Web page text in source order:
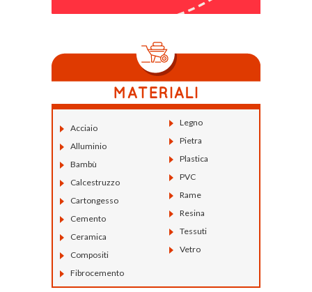
Acciaio
Alluminio
Bambù
Calcestruzzo
Cartongesso
Cemento
Ceramica
Compositi
Fibrocemento
Legno
Pietra
Plastica
PVC
Rame
Resina
Tessuti
Vetro